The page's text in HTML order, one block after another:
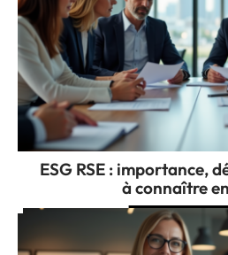
ESG RSE : importance,
à connaître